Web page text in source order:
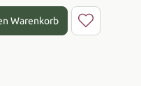
Wert ein oder benutze die
Warenkorb